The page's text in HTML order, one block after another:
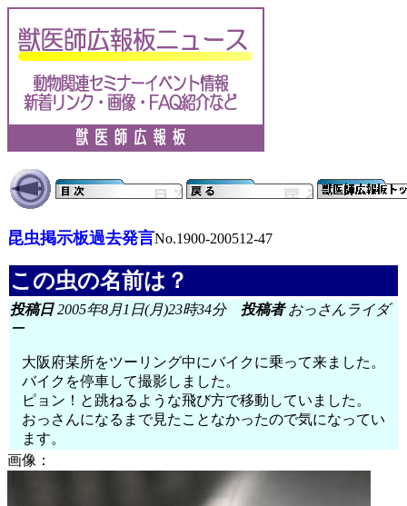
昆虫掲示板過去発言No.1900-200512-47
この虫の名前は？
投稿日2005年8月1日(月)23時34分 投稿者おっさんライダ
ー
大阪府某所をツーリング中にバイクに乗って来ました。
バイクを停車して撮影しました。
ピョン！と跳ねるような飛び方で移動していました。
おっさんになるまで見たことなかったので気になってい
ます。
画像：